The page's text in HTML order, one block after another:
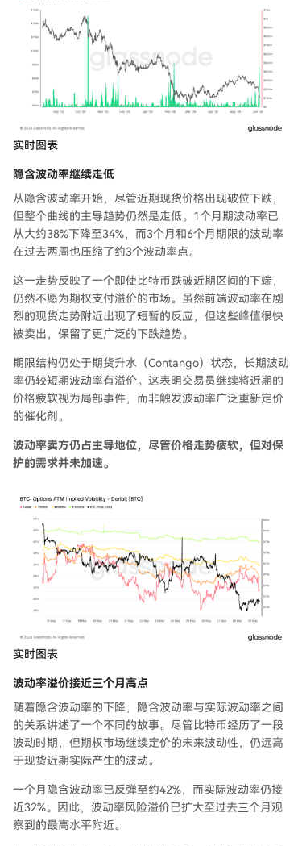
实时图表
隐含波动率继续走低
从隐含波动率开始，尽管近期现货价格出现破位下跌，
但整个曲线的主导趋势仍然是走低。1个月期波动率已
从大约38%下降至34%，而3个月和6个月期限的波动率
在过去两周也压缩了约3个波动率点。
这一走势反映了一个即使比特币跌破近期区间的下端，
仍然不愿为期权支付溢价的市场。虽然前端波动率在剧
烈的现货走势附近出现了短暂的反应，但这些峰值很快
被卖出，保留了更广泛的下跌趋势。
期限结构仍处于期货升水（Contango）状态，长期波动
率仍较短期波动率有溢价。这表明交易员继续将近期的
价格疲软视为局部事件，而非触发波动率广泛重新定价
的催化剂。
波动率卖方仍占主导地位，尽管价格走势疲软，但对保
护的需求并未加速。
实时图表
波动率溢价接近三个月高点
随着隐含波动率的下降，隐含波动率与实际波动率之间
的关系讲述了一个不同的故事。尽管比特币经历了一段
波动时期，但期权市场继续定价的未来波动性，仍远高
于现货近期实际产生的波动。
一个月隐含波动率已反弹至约42%，而实际波动率仍接
近32%。因此，波动率风险溢价已扩大至过去三个月观
察到的最高水平附近。